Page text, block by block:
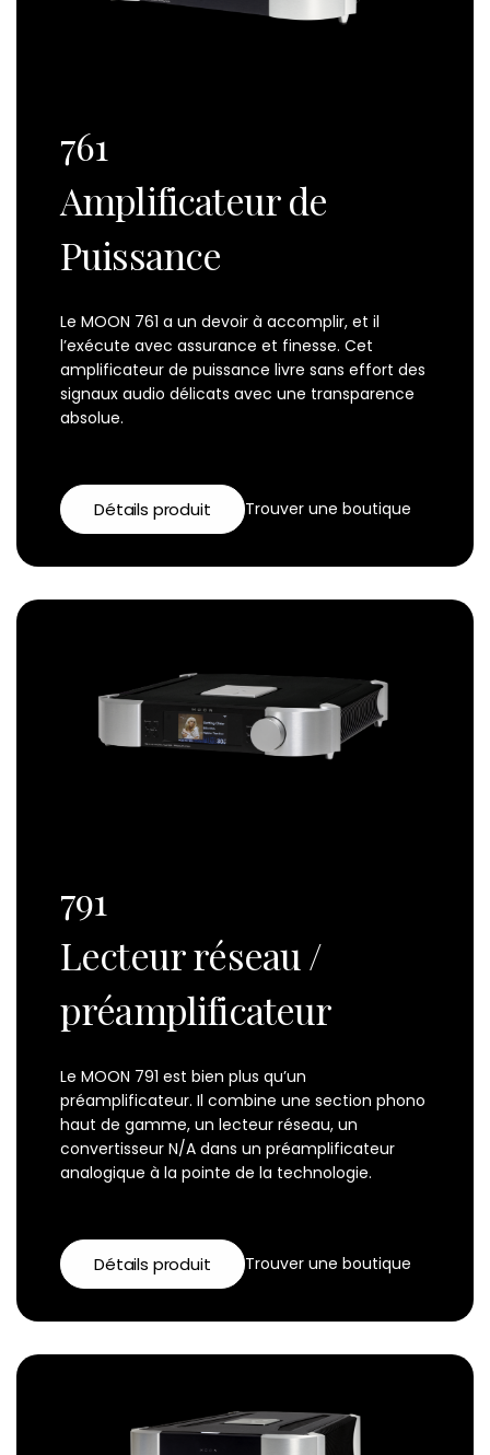
761
Amplificateur de
Puissance
Le MOON 761 a un devoir à accomplir, et il
l’exécute avec assurance et finesse. Cet
amplificateur de puissance livre sans effort des
signaux audio délicats avec une transparence
absolue.
Détails produit Trouver une boutique
791
Lecteur réseau /
préamplificateur
Le MOON 791 est bien plus qu’un
préamplificateur. Il combine une section phono
haut de gamme, un lecteur réseau, un
convertisseur N/A dans un préamplificateur
analogique à la pointe de la technologie.
Détails produit Trouver une boutique